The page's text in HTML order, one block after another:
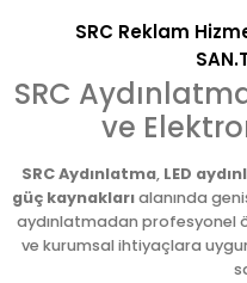
SRC Reklam
SRC
ve
SRC Aydınlatma, LED
güç kaynaklarıalanında
aydınlatmadan profesyonel
ve kurumsal ihtiyaçlara